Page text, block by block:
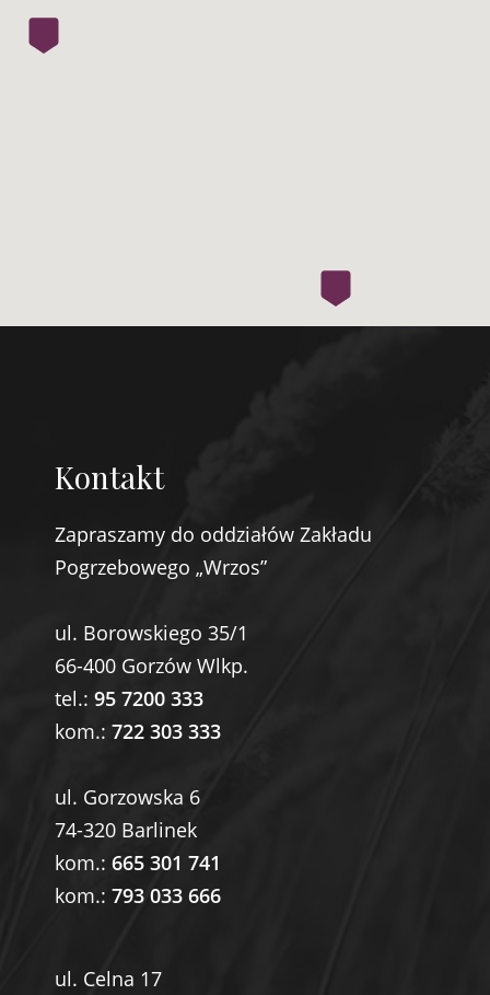
Kontakt
Zapraszamy do oddziałów Zakładu
Pogrzebowego „Wrzos”
ul. Borowskiego 35/1
66-400 Gorzów Wlkp.
tel.: 95 7200 333
kom.: 722 303 333
ul. Gorzowska 6
74-320 Barlinek
kom.: 665 301 741
kom.: 793 033 666
ul. Celna 17